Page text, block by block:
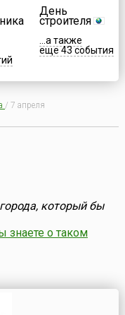
День
строителя
...а также
еще 43 события
/ 7 апреля
который бы
знаете о таком